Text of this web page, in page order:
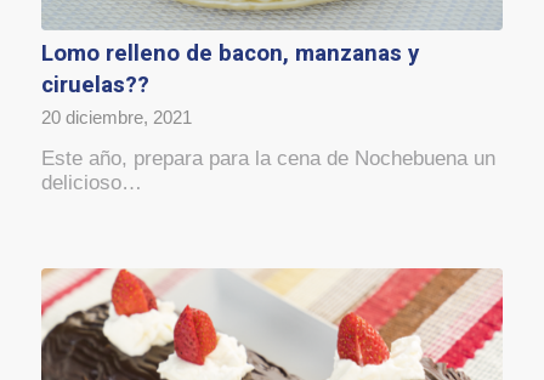
Lomo relleno de bacon, manzanas y
ciruelas??
20 diciembre, 2021
Este año, prepara para la cena de Nochebuena un
delicioso…